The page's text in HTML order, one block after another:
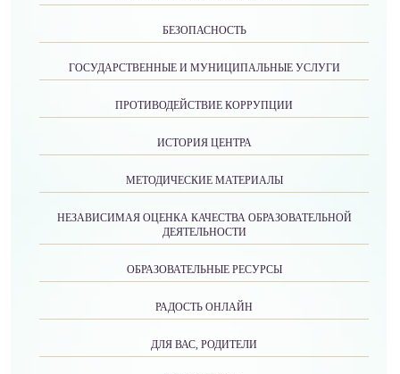
БЕЗОПАСНОСТЬ
ГОСУДАРСТВЕННЫЕ И МУНИЦИПАЛЬНЫЕ УСЛУГИ
ПРОТИВОДЕЙСТВИЕ КОРРУПЦИИ
ИСТОРИЯ ЦЕНТРА
МЕТОДИЧЕСКИЕ МАТЕРИАЛЫ
НЕЗАВИСИМАЯ ОЦЕНКА КАЧЕСТВА ОБРАЗОВАТЕЛЬНОЙ
ДЕЯТЕЛЬНОСТИ
ОБРАЗОВАТЕЛЬНЫЕ РЕСУРСЫ
РАДОСТЬ ОНЛАЙН
ДЛЯ ВАС, РОДИТЕЛИ